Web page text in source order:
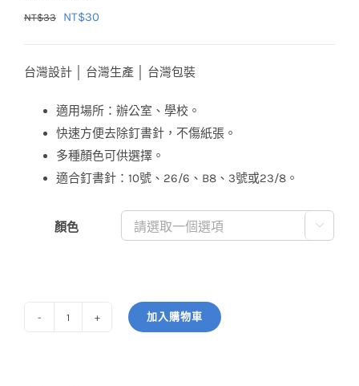
NT$33
原
格：
NT$33。
NT$30
NT$30。
台灣設計 │ 台灣生產 │ 台灣包裝
適用場所：辦公室、學校。
快速方便去除釘書針，不傷紙張。
多種顏色可供選擇。
適合釘書針：10號、26/6、B8、3號或23/8。
顏色 
加入購物車